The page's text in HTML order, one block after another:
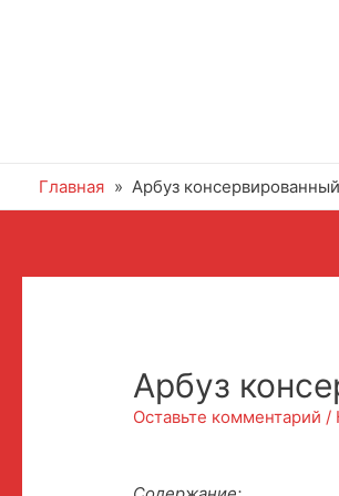
Главная Арбуз
Арбуз
Оставьте комментарий /